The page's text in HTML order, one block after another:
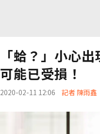
「蛤？」小心
可能已受損！
2020-02-11 12:06 記者 陳雨鑫